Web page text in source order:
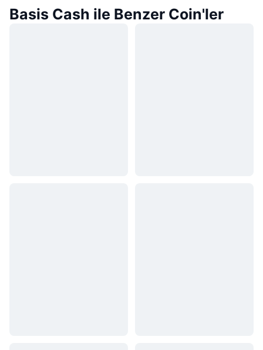
Basis Cash ile Benzer Coin'ler